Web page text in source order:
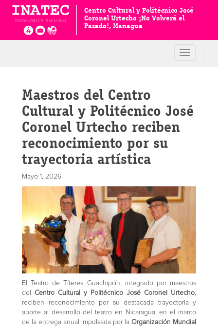
Centro Cultural y Politécnico José
Coronel Urtecho ¡No Volverá el
Pasado!, Managua
Toggle
Maestros del Centro
Cultural y Politécnico José
Coronel Urtecho reciben
reconocimiento por su
trayectoria artística
Mayo 1, 2026
El Teatro de Títeres Guachipilín, integrado por maestros
del Centro Cultural y Politécnico José Coronel Urtecho,
reciben reconocimiento por su destacada trayectoria y
aporte al desarrollo del teatro en Nicaragua, en el marco
de la entrega anual impulsada por la Organización Mundial